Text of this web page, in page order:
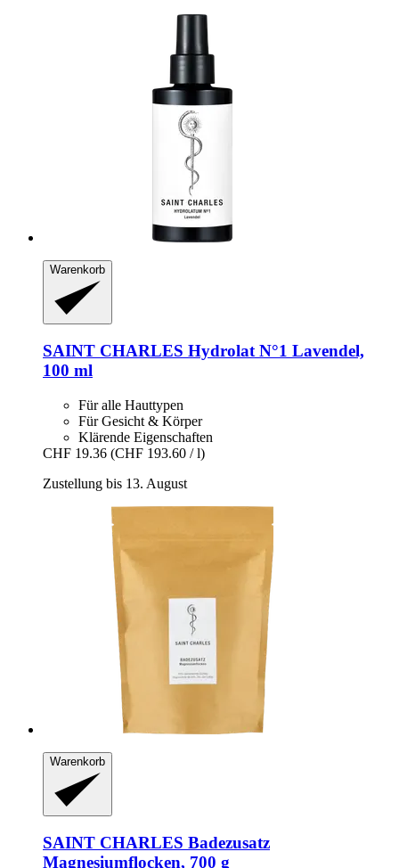
Warenkorb
SAINT CHARLES Hydrolat N°1 Lavendel,
100 ml
Für alle Hauttypen
Für Gesicht & Körper
Klärende Eigenschaften
CHF 19.36 (CHF 193.60 / l)
Zustellung bis 13. August
Warenkorb
SAINT CHARLES Badezusatz
Magnesiumflocken, 700 g